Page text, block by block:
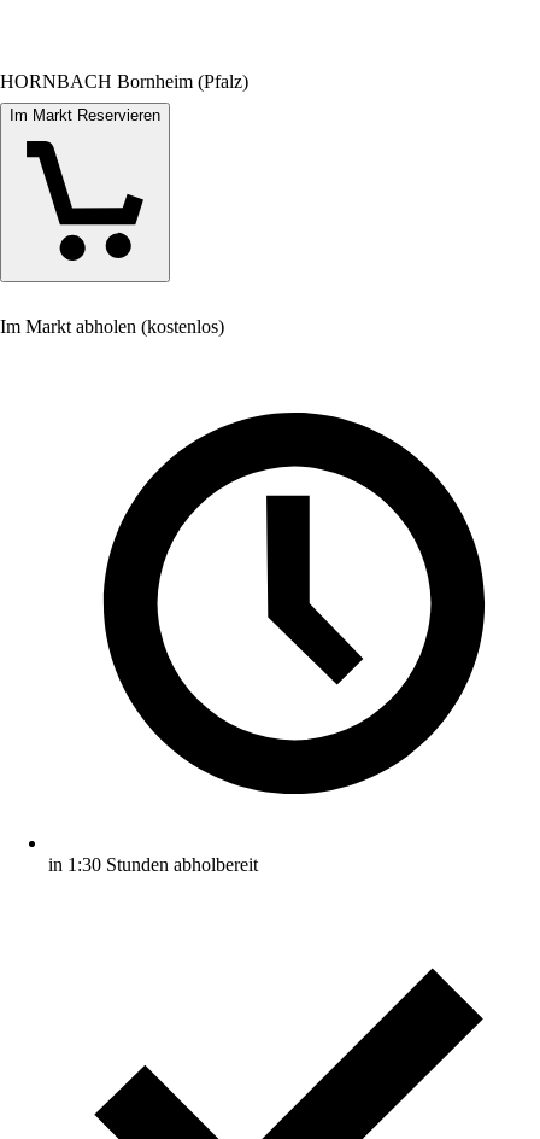
HORNBACH Bornheim (Pfalz)
Im Markt Reservieren
Im Markt abholen (kostenlos)
in 1:30 Stunden abholbereit